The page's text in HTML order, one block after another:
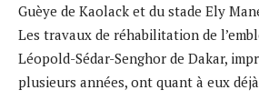
Guèye de Kaolack et du stade Ely
Les travaux de réhabilitation de
Léopold-Sédar-Senghor de Dakar,
plusieurs années, ont quant à eux